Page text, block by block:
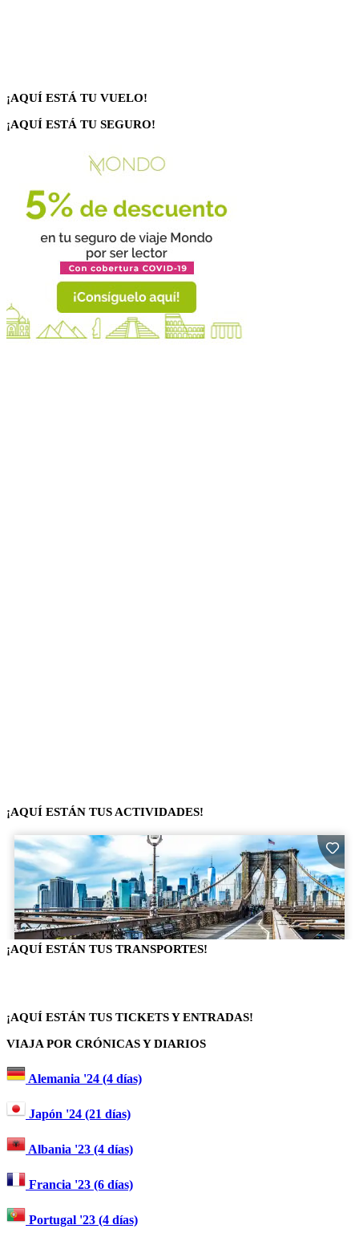
¡AQUÍ ESTÁ TU VUELO!
¡AQUÍ ESTÁ TU SEGURO!
¡AQUÍ ESTÁN TUS ACTIVIDADES!
¡AQUÍ ESTÁN TUS TRANSPORTES!
¡AQUÍ ESTÁN TUS TICKETS Y ENTRADAS!
VIAJA POR CRÓNICAS Y DIARIOS
Alemania '24 (4 días)
Japón '24 (21 días)
Albania '23 (4 días)
Francia '23 (6 días)
Portugal '23 (4 días)